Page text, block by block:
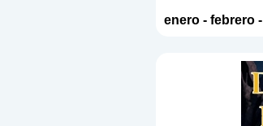
enero- febrero-